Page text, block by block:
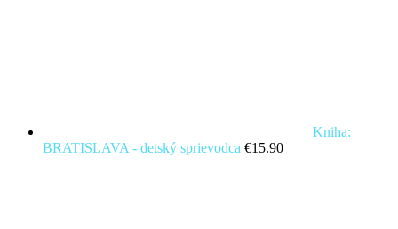
Kniha:
BRATISLAVA - detský sprievodca €15.90